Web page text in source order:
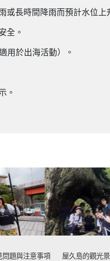
或長時間降雨而預計水位上
全。
用於出海活動）。
。
問題與注意事項
屋久島的觀光